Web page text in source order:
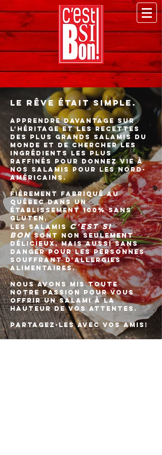
Le rêve était simple.
apprendre davantage sur
l'héritage et les recettes
des plus grands salamis du
monde et de chercher les
ingrédients les plus
raffinés pour donnez vie à
nos salamis pour les Nord-
Américains.
Fièrement fabriqué au
Québec dans un
établissement 100% sans
gluten,
les salamis C'est Si
Bonsont non seulement
délicieux, mais aussi sans
dangerpour les personnes
souffrant d'allergies
alimentaires.
nous avons mis toute
notre passion pour vous
offrir un salamiÀ la
hauteur de vos attentes.
partagez-les avec vos amis!